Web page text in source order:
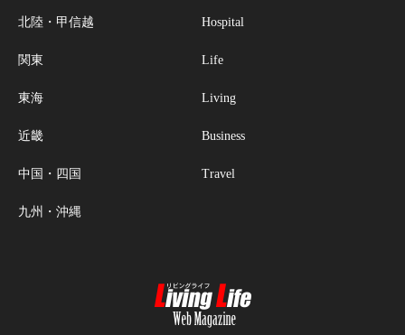
北陸・甲信越
関東
東海
近畿
中国・四国
九州・沖縄
Hospital
Life
Living
Business
Travel